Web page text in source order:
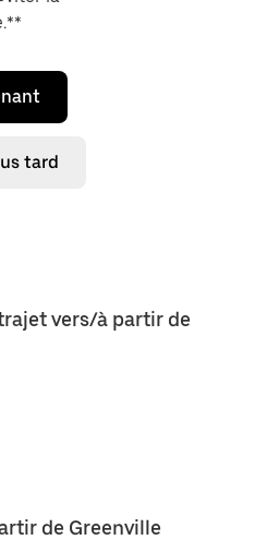
tard
vers/à partir de
de Greenville